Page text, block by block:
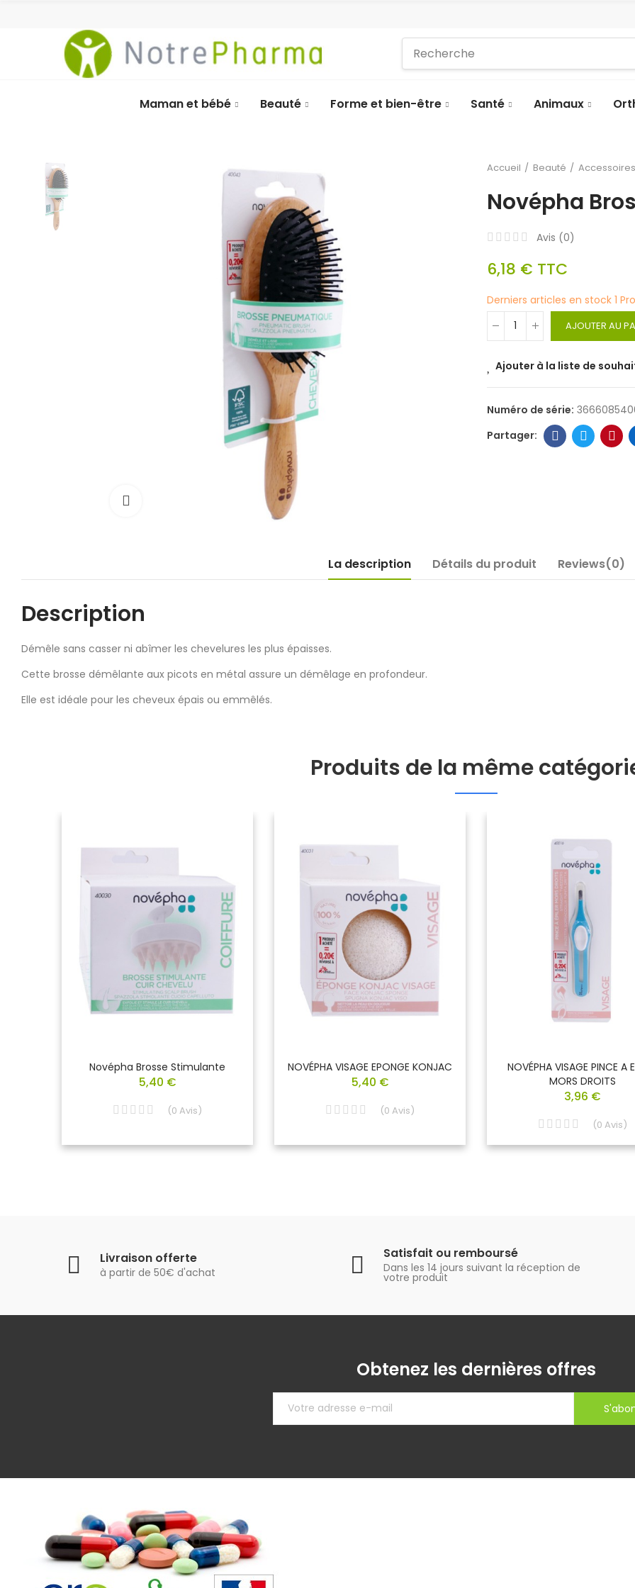
Maman et bébé Beauté Forme et bien-être Santé Animaux
Accueil Beauté Accessoires
Novépha
Avis (0)
6,18 € TTC
Derniers articles en stock 1
AJOUTER AU
Ajouter à la liste de
Numéro de série:
La description Détails du produit Reviews(0)
Description
Démêle sans casser ni abîmer les chevelures les plus épaisses.
Cette brosse démêlante aux picots en métal assure un démêlage en profondeur.
Elle est idéale pour les cheveux épais ou emmêlés.
Produits de la même
Novépha Brosse Stimulante
5,40 €
(0 Avis)
NOVÉPHA VISAGE EPONGE KONJAC
5,40 €
(0 Avis)
NOVÉPHA VISAGE PINCE A
MORS DROITS
3,96 €
(0 Avis)
Livraison offerte
à partir de 50€ d'achat
Satisfait ou remboursé
Dans les 14 jours suivant la réception de
votre produit
Obtenez les dernières offres